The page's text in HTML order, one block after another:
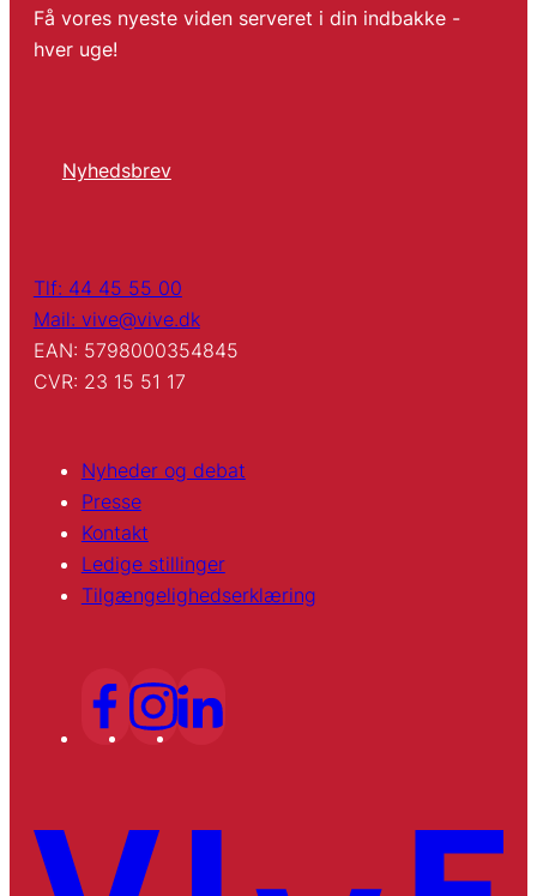
Få vores nyeste viden serveret i din indbakke -
hver uge!
Nyhedsbrev
Tlf: 44 45 55 00
Mail: vive@vive.dk
EAN: 5798000354845
CVR: 23 15 51 17
Nyheder og debat
Presse
Kontakt
Ledige stillinger
Tilgængelighedserklæring